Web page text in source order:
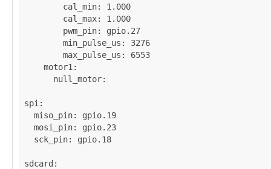
cal_min: 1.000
cal_max: 1.000
pwm_pin: gpio.27
min_pulse_us : 3276
max_pulse_us : 6553
motor1 :
null_motor:
spi :
miso_pin: gpio.19
mosi_pin: gpio.23
sck_pin: gpio.18
sdcard :